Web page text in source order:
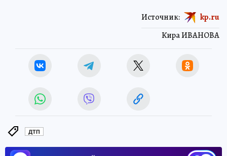
Кира ИВАНОВА
Источник: kp.ru
ДТП